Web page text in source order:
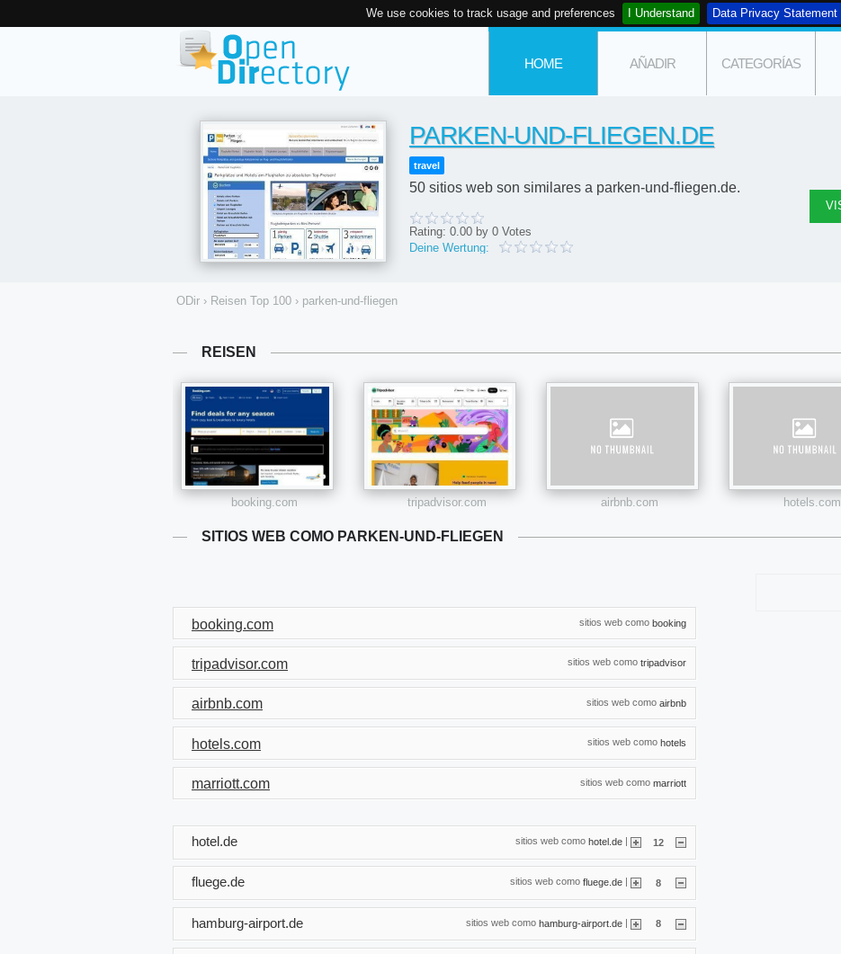
We use cookies to track usage and preferences I Understand Data Privacy Statement
HOME AÑADIR CATEGORÍAS
PARKEN-UND-FLIEGEN.DE
travel
50 sitios web son similares a parken-und-fliegen.de.
Rating: 0.00 by 0 Votes
Deine Wertung:
ODir › Reisen Top 100 › parken-und-fliegen
REISEN
booking.com tripadvisor.com airbnb.com hotels.com
SITIOS WEB COMO PARKEN-UND-FLIEGEN
sitios web como booking
booking.com
sitios web como tripadvisor
tripadvisor.com
sitios web como airbnb
airbnb.com
sitios web como hotels
hotels.com
sitios web como marriott
marriott.com
sitios web como hotel.de | 12
hotel.de
sitios web como fluege.de 8
fluege.de
sitios web como hamburg-airport.de | 8
hamburg-airport.de